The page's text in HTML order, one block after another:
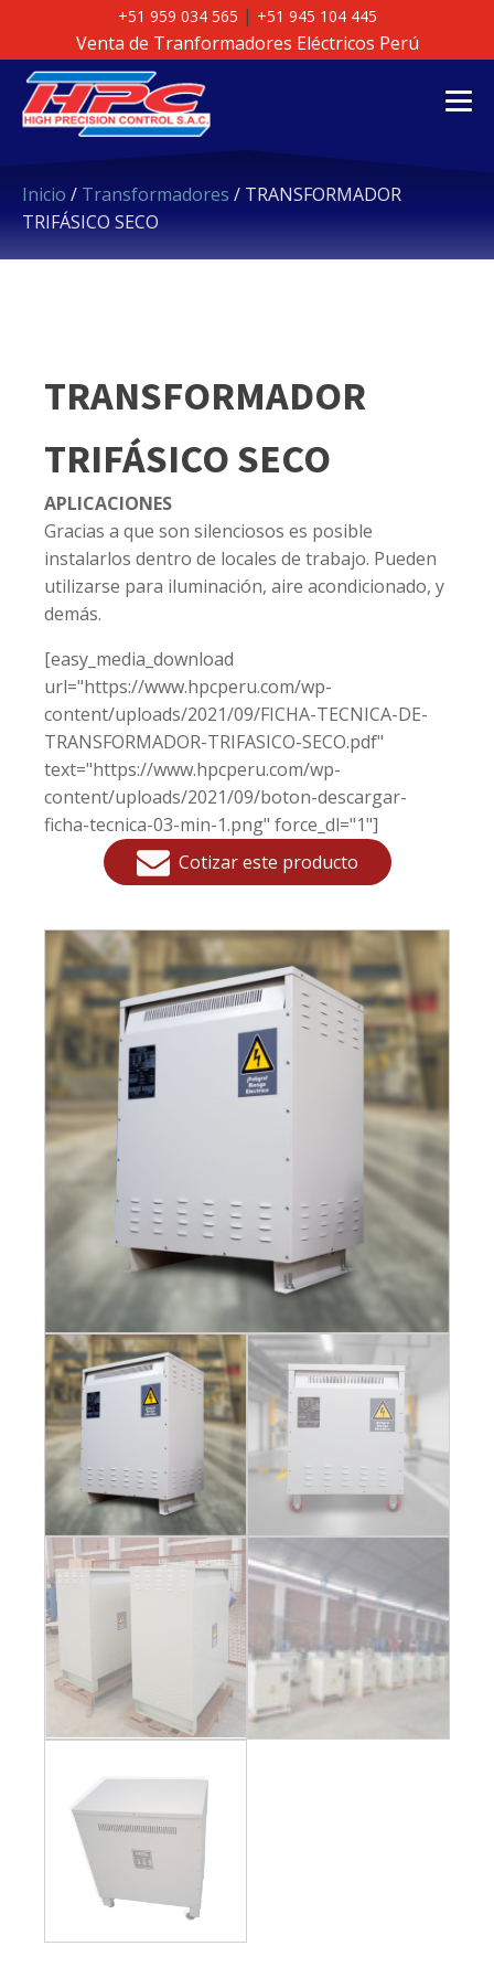
+51 959 034 565 | +51 945 104 445
Venta de Tranformadores Eléctricos Perú
Inicio / Transformadores / TRANSFORMADOR
TRIFÁSICO SECO
TRANSFORMADOR
TRIFÁSICO SECO
APLICACIONES
Gracias a que son silenciosos es posible
instalarlos dentro de locales de trabajo. Pueden
utilizarse para iluminación, aire acondicionado, y
demás.
[easy_media_download
url="https://www.hpcperu.com/wp-
content/uploads/2021/09/FICHA-TECNICA-DE-
TRANSFORMADOR-TRIFASICO-SECO.pdf"
text="https://www.hpcperu.com/wp-
content/uploads/2021/09/boton-descargar-
ficha-tecnica-03-min-1.png" force_dl="1"]
Cotizar este producto